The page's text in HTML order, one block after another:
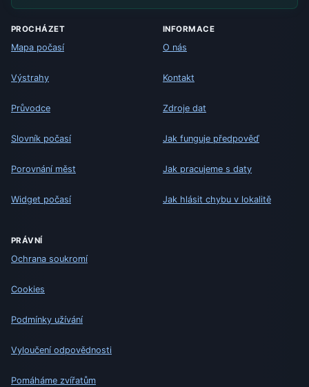
PROCHÁZET
Mapa počasí
Výstrahy
Průvodce
Slovník počasí
Porovnání měst
Widget počasí
INFORMACE
O nás
Kontakt
Zdroje dat
Jak funguje předpověď
Jak pracujeme s daty
Jak hlásit chybu v lokalitě
PRÁVNÍ
Ochrana soukromí
Cookies
Podmínky užívání
Vyloučení odpovědnosti
Pomáháme zvířatům